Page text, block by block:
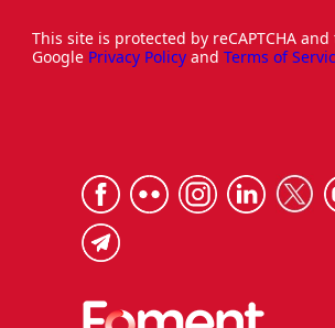
This site is protected by reCAPTCHA and
Google Privacy Policy and Terms of